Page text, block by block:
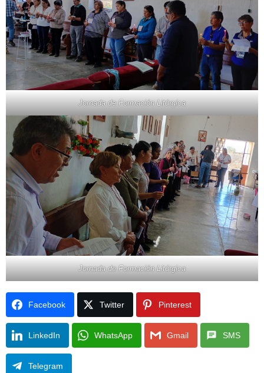
Jornada de Formación Litúrgica
Jornada de Formación Litúrgica
Facebook Twitter Pinterest
LinkedIn WhatsApp Gmail SMS
Telegram